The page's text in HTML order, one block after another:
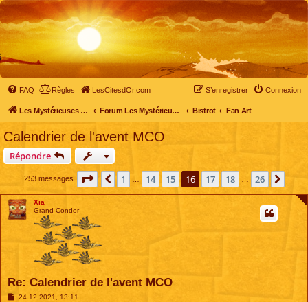
FAQ Règles LesCitesdOr.com Connexion
S’enregistrer
Les Mystérieuses Cités d'Or - LesCitesdOr.com Forum Les Mystérieuses Cités d'Or Bistrot Fan Art
Calendrier de l'avent MCO
Répondre
253 messages Page 16 sur 26
Précédente
1 14 15 16 17 18 26
Xia
Grand Condor
Re: Calendrier de l'avent MCO
M24 12 2021, 13:11